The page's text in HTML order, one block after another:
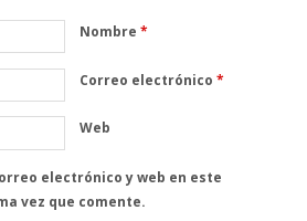
Nombre*
Correo electrónico*
Web
electrónico y web en este
vez que comente.